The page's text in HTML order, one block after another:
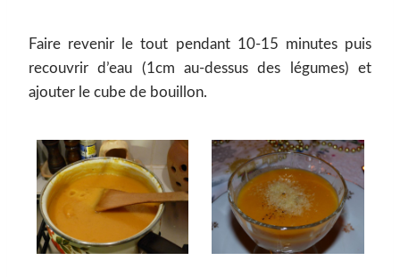
Faire revenir le tout pendant 10-15 minutes puis
recouvrir d’eau (1cm au-dessus des légumes) et
ajouter le cube de bouillon.